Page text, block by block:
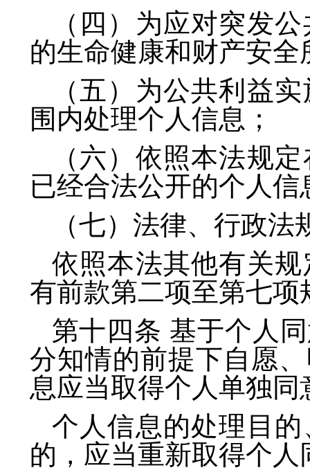
（四）为应对突发
的生命健康和财产安全
（五）为公共利益
围内处理个人信息；
（六）依照本法规
已经合法公开的个人信
（七）法律、行政
依照本法其他有关
有前款第二项至第七
第十四条 基于个人
分知情的前提下自愿
息应当取得个人单独
个人信息的处理目
的，应当重新取得个人